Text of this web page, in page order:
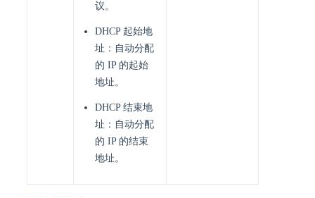
议。
DHCP 起始地
址：自动分配
的 IP 的起始
地址。
DHCP 结束地
址：自动分配
的 IP 的结束
地址。